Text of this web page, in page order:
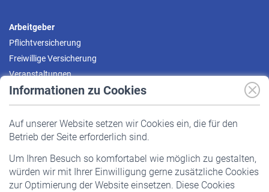
Informationen zu Cookies
Auf unserer Website setzen wir Cookies ein, die für den
Betrieb der Seite erforderlich sind.
Um Ihren Besuch so komfortabel wie möglich zu gestalten,
würden wir mit Ihrer Einwilligung gerne zusätzliche Cookies
zur Optimierung der Website einsetzen. Diese Cookies
Arbeitgeber
Pflichtversicherung
Freiwillige Versicherung
Veranstaltungen
Pflichtversicherung
Staatliche Förderung
Veranstaltungen